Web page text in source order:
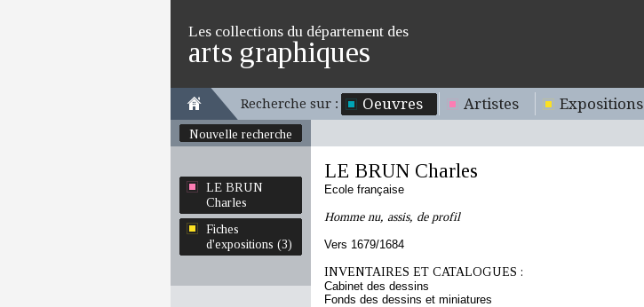
Les collections du département des
arts graphiques
Recherche sur : Oeuvres Artistes Expositions
Nouvelle recherche
LE BRUN
Charles
Fiches
d'expositions (3)
LE BRUN Charles
Ecole française
Homme nu, assis, de profil
Vers 1679/1684
INVENTAIRES ET CATALOGUES :
Cabinet des dessins
Fonds des dessins et miniatures